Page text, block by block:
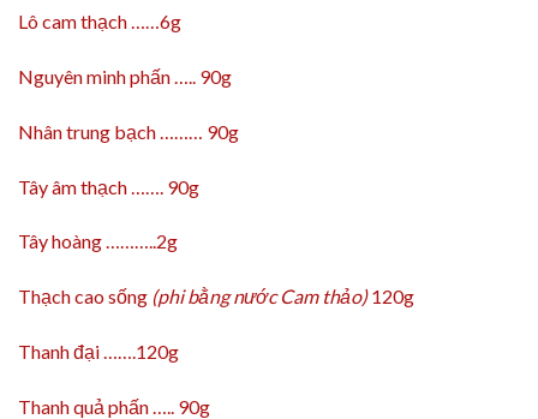
Lô cam thạch ……6g
Nguyên minh phấn ….. 90g
Nhân trung bạch ……… 90g
Tây âm thạch ……. 90g
Tây hoàng ………..2g
Thạch cao sống (phi bằng nước Cam thảo)120g
Thanh đại …….120g
Thanh quả phấn ….. 90g